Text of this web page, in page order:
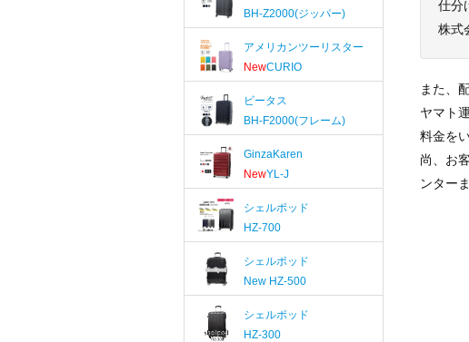
仕分
株式
また、
ヤマト
料金を
尚、お
ンター
BH-Z2000(ジッパー)
アメリカンツーリスター
NewCURIO
ビータス
BH-F2000(フレーム)
GinzaKaren
NewYL-J
シェルポッド
HZ-700
シェルポッド
New HZ-500
シェルポッド
HZ-300